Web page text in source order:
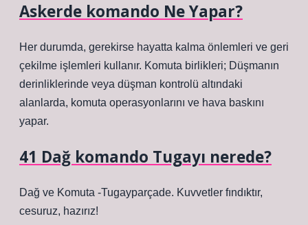
Askerde komando Ne Yapar?
Her durumda, gerekirse hayatta kalma önlemleri ve geri
çekilme işlemleri kullanır. Komuta birlikleri; Düşmanın
derinliklerinde veya düşman kontrolü altındaki
alanlarda, komuta operasyonlarını ve hava baskını
yapar.
41 Dağ komando Tugayı nerede?
Dağ ve Komuta -Tugayparçade. Kuvvetler fındıktır,
cesuruz, hazırız!